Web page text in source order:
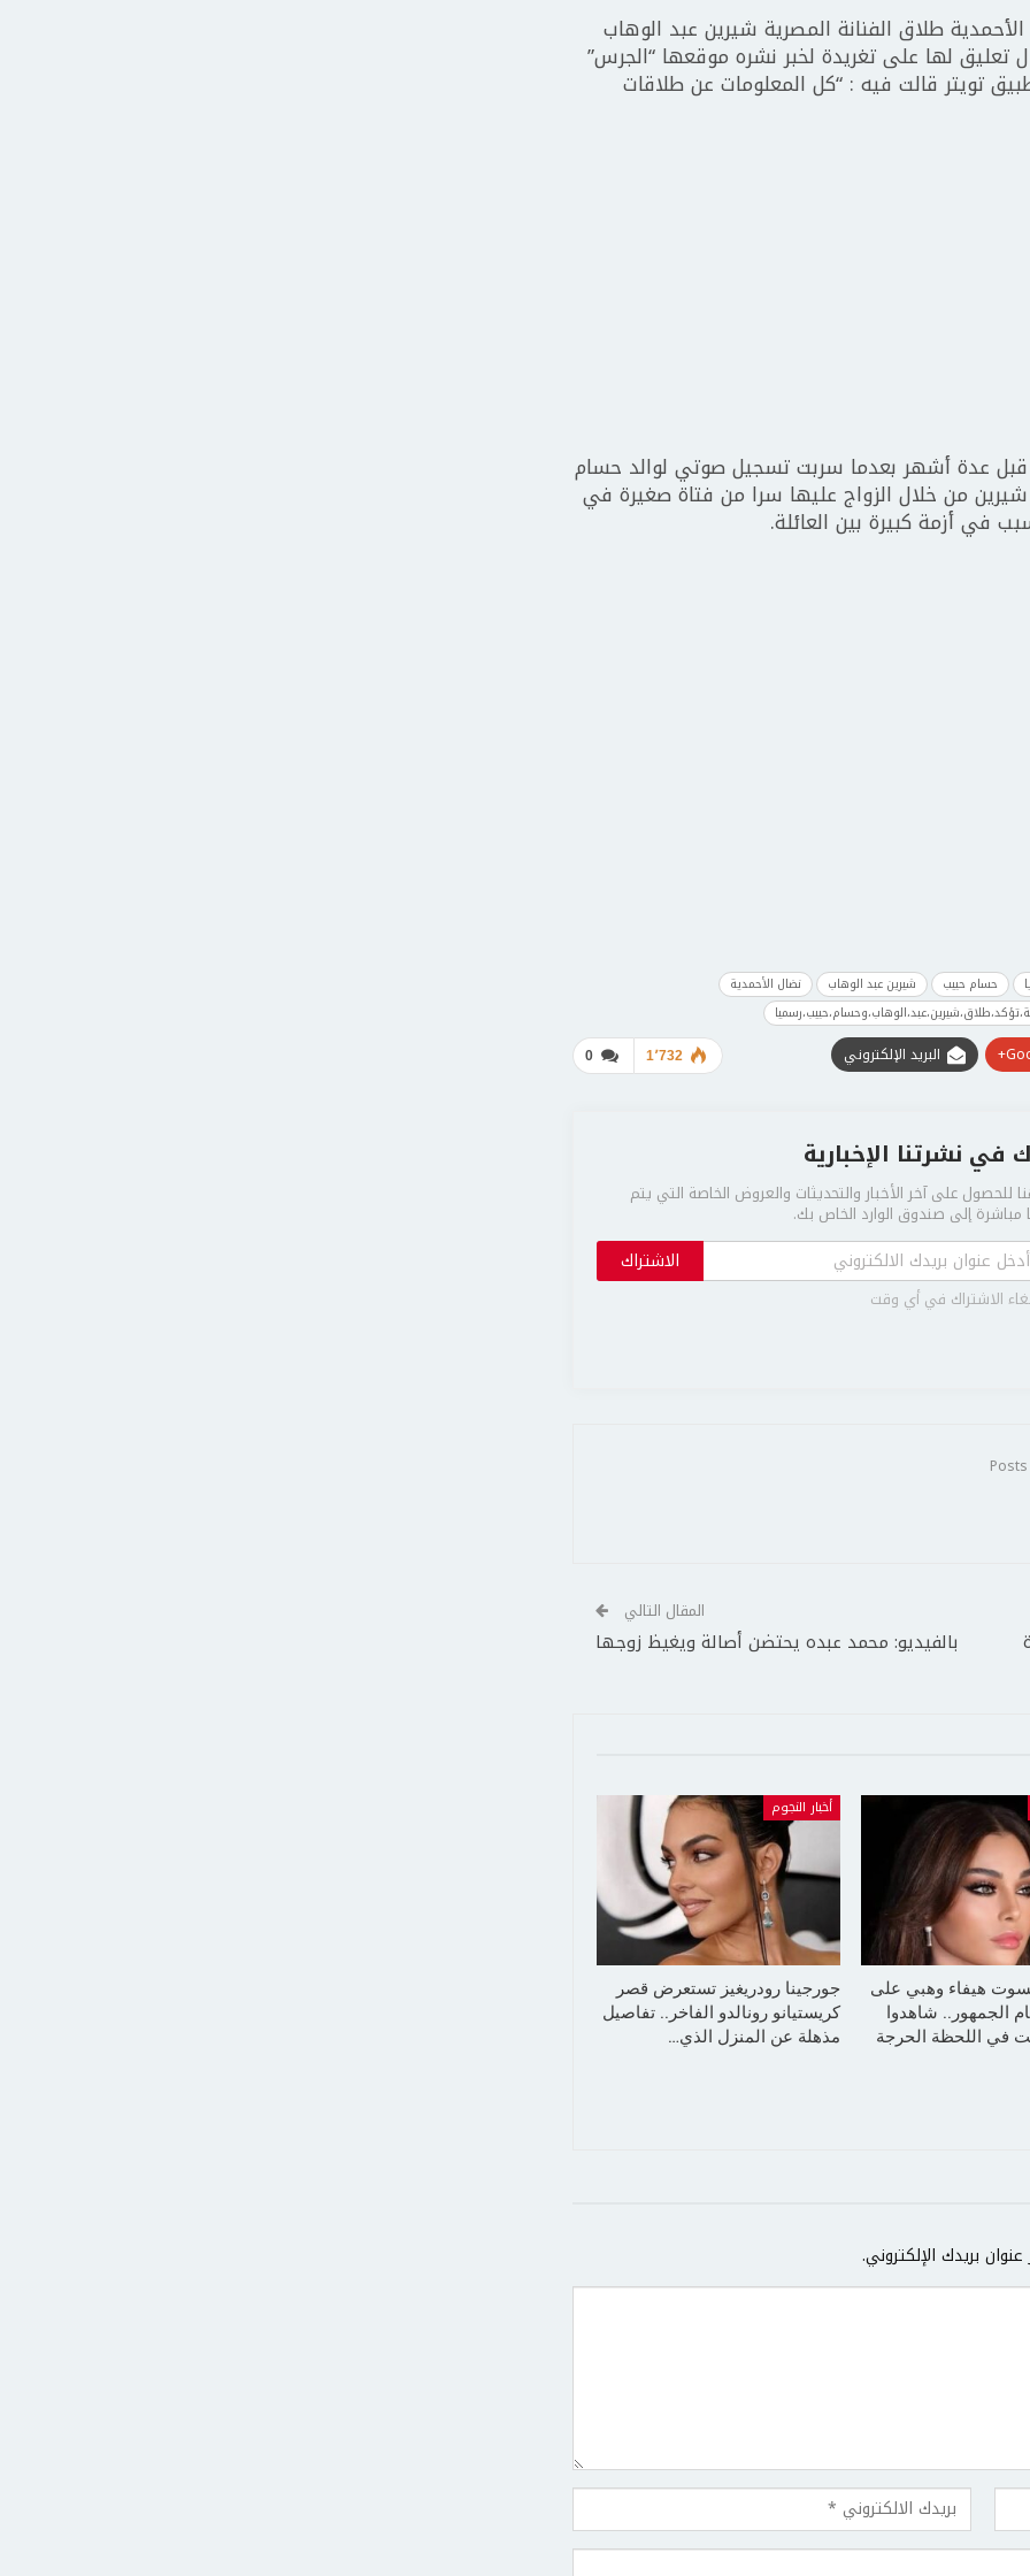
الأحمدية طلاق الفنانة المصرية شيرين عبد الوهاب
لها على تغريدة لخبر نشره موقعها “الجرس”
تويتر قالت فيه : “كل المعلومات عن طلاقات
قبل عدة أشهر بعدما سربت تسجيل صوتي لوالد حسام
من خلال الزواج عليها سرا من فتاة صغيرة في
في أزمة كبيرة بين العائلة.
حسام حبيب شيرين عبد الوهاب
نضال الأحمدية
0 1٬732 البريد الإلكتروني
في نشرتنا الإخبارية
للحصول على آخر الأخبار والتحديثات والعروض الخاصة التي يتم
إلى صندوق الوارد الخاص بك.
الاشتراك
الاشتراك في أي وقت
المقال التالي
بالفيديو: محمد عبده يحتضن أصالة ويغيظ زوجها
هيفاء وهبي على
الجمهور.. شاهدوا
في اللحظة الحرجة
أخبار النجوم
جورجينا رودريغيز تستعرض قصر
كريستيانو رونالدو الفاخر.. تفاصيل
مذهلة عن المنزل الذي…
بريدك الإلكتروني.